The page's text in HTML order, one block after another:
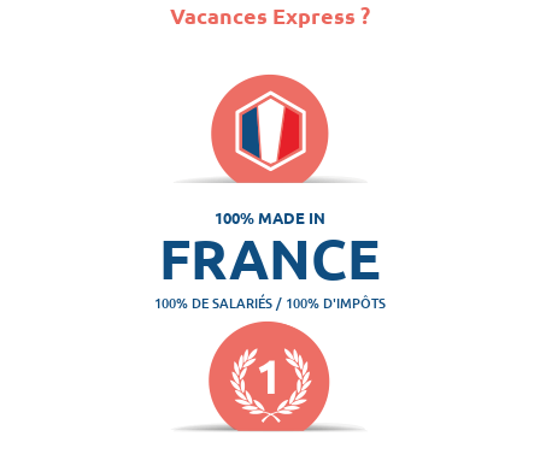
Vacances Express ?
100% MADE IN
FRANCE
100% DE SALARIÉS / 100% D'IMPÔTS